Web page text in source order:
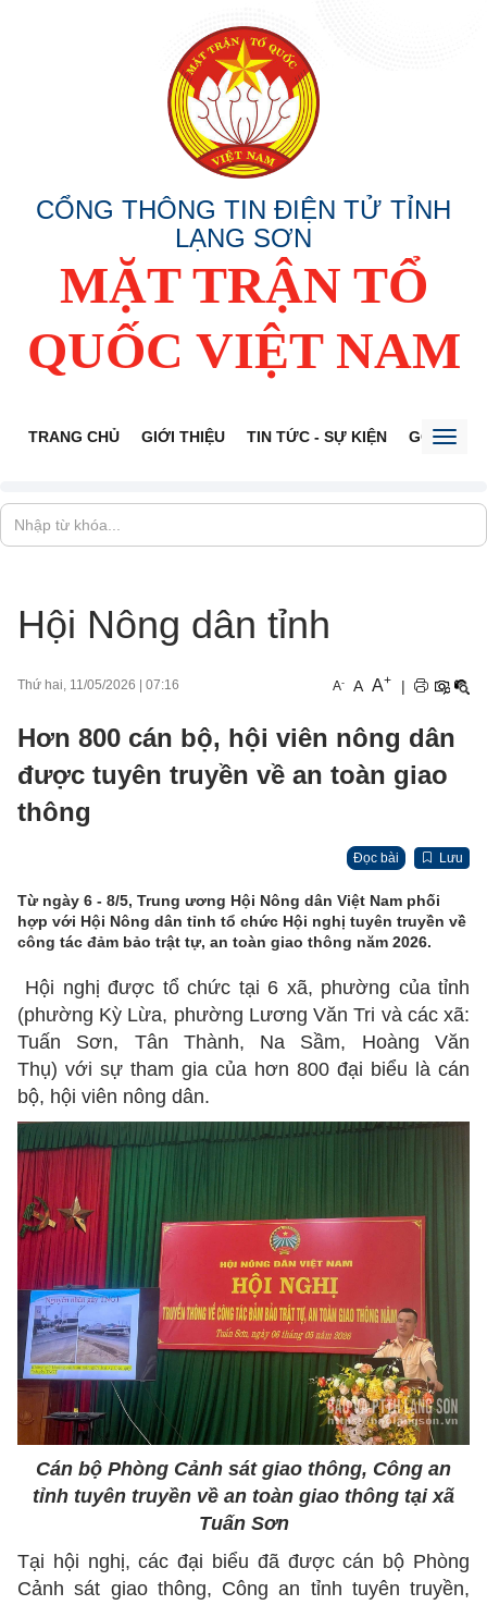
CỔNG THÔNG TIN ĐIỆN TỬ TỈNH
LẠNG SƠN
MẶT TRẬN TỔ
QUỐC VIỆT NAM
TRANG CHỦ GIỚI THIỆU TIN TỨC - SỰ KIỆN GÓP Ý
Hội Nông dân tỉnh
Thứ hai, 11/05/2026 07:16 A- A A+ |
Hơn 800 cán bộ, hội viên nông dân
được tuyên truyền về an toàn giao
thông
Đọc bài Lưu
Từ ngày 6 - 8/5, Trung ương Hội Nông dân Việt Nam phối
hợp với Hội Nông dân tỉnh tổ chức Hội nghị tuyên truyền về
công tác đảm bảo trật tự, an toàn giao thông năm 2026.
Hội nghị được tổ chức tại 6 xã, phường của tỉnh
(phường Kỳ Lừa, phường Lương Văn Tri và các xã:
Tuấn Sơn, Tân Thành, Na Sầm, Hoàng Văn
Thụ) với sự tham gia của hơn 800 đại biểu là cán
bộ, hội viên nông dân.
Cán bộ Phòng Cảnh sát giao thông, Công an
tỉnh tuyên truyền về an toàn giao thông tại xã
Tuấn Sơn
Tại hội nghị, các đại biểu đã được cán bộ Phòng
Cảnh sát giao thông, Công an tỉnh tuyên truyền,